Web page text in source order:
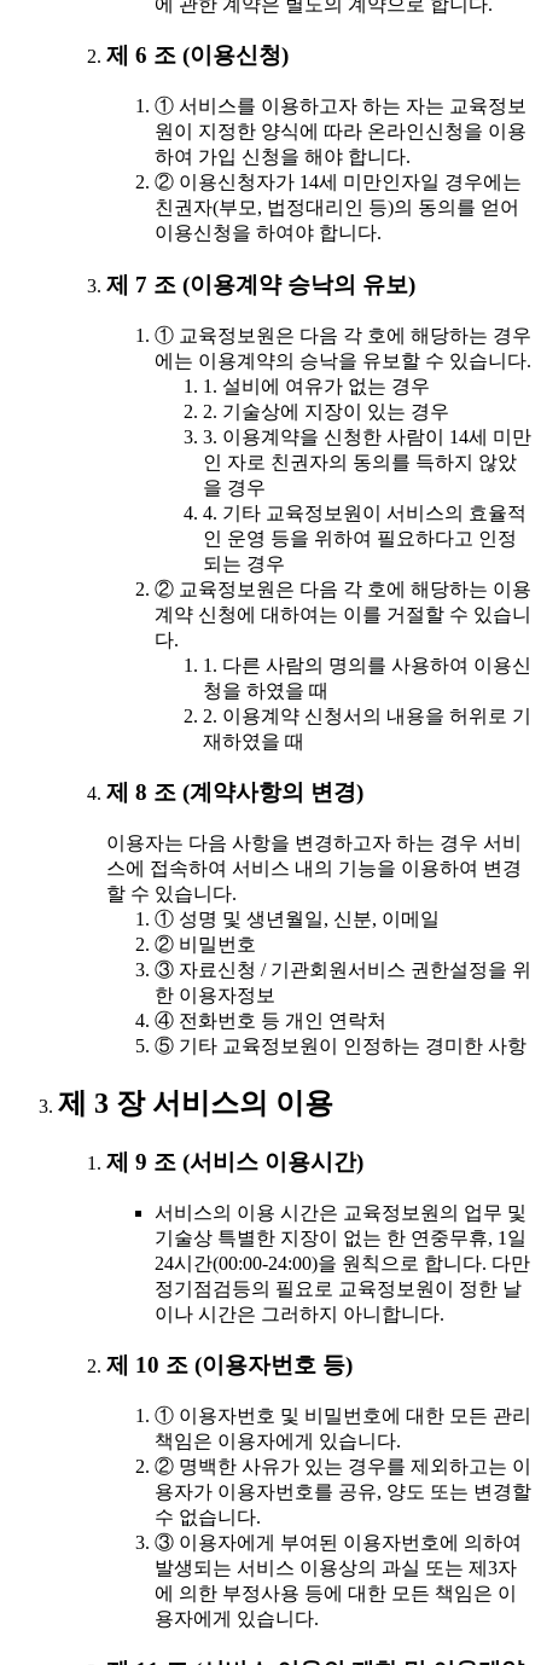
제 6 조 (이용신청)
① 서비스를 이용하고자 하는 자는 교육정보
원이 지정한 양식에 따라 온라인신청을 이용
하여 가입 신청을 해야 합니다.
② 이용신청자가 14세 미만인자일 경우에는
친권자(부모, 법정대리인 등)의 동의를 얻어
이용신청을 하여야 합니다.
제 7 조 (이용계약 승낙의 유보)
① 교육정보원은 다음 각 호에 해당하는 경우
에는 이용계약의 승낙을 유보할 수 있습니다.
1. 설비에 여유가 없는 경우
2. 기술상에 지장이 있는 경우
3. 이용계약을 신청한 사람이 14세 미만
인 자로 친권자의 동의를 득하지 않았
을 경우
4. 기타 교육정보원이 서비스의 효율적
인 운영 등을 위하여 필요하다고 인정
되는 경우
② 교육정보원은 다음 각 호에 해당하는 이용
계약 신청에 대하여는 이를 거절할 수 있습니
다.
1. 다른 사람의 명의를 사용하여 이용신
청을 하였을 때
2. 이용계약 신청서의 내용을 허위로 기
재하였을 때
제 8 조 (계약사항의 변경)
이용자는 다음 사항을 변경하고자 하는 경우 서비
스에 접속하여 서비스 내의 기능을 이용하여 변경
할 수 있습니다.
① 성명 및 생년월일, 신분, 이메일
② 비밀번호
③ 자료신청 / 기관회원서비스 권한설정을 위
한 이용자정보
④ 전화번호 등 개인 연락처
⑤ 기타 교육정보원이 인정하는 경미한 사항
제 3 장 서비스의 이용
제 9 조 (서비스 이용시간)
서비스의 이용 시간은 교육정보원의 업무 및
기술상 특별한 지장이 없는 한 연중무휴, 1일
24시간(00:00-24:00)을 원칙으로 합니다. 다만
정기점검등의 필요로 교육정보원이 정한 날
이나 시간은 그러하지 아니합니다.
제 10 조 (이용자번호 등)
① 이용자번호 및 비밀번호에 대한 모든 관리
책임은 이용자에게 있습니다.
② 명백한 사유가 있는 경우를 제외하고는 이
용자가 이용자번호를 공유, 양도 또는 변경할
수 없습니다.
③ 이용자에게 부여된 이용자번호에 의하여
발생되는 서비스 이용상의 과실 또는 제3자
에 의한 부정사용 등에 대한 모든 책임은 이
용자에게 있습니다.